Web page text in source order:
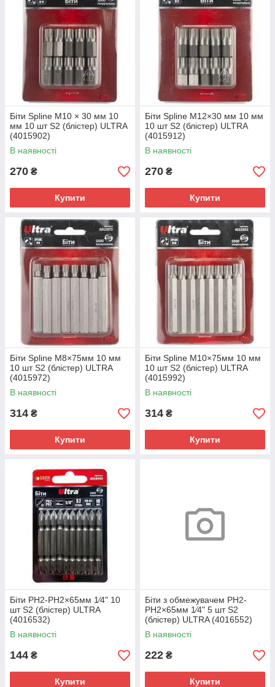
Біти Spline M10 × 30 мм 10
мм 10 шт S2 (блістер) ULTRA
(4015902)
В наявності
270 ₴
Купити
Біти Spline M12×30 мм 10 мм
10 шт S2 (блістер) ULTRA
(4015912)
В наявності
270 ₴
Купити
Біти Spline M8×75мм 10 мм
10 шт S2 (блістер) ULTRA
(4015972)
В наявності
314 ₴
Купити
Біти Spline M10×75мм 10 мм
10 шт S2 (блістер) ULTRA
(4015992)
В наявності
314 ₴
Купити
Біти PH2-PH2×65мм 1⁄4" 10
шт S2 (блістер) ULTRA
(4016532)
В наявності
144 ₴
Купити
Біти з обмежувачем PH2-
PH2×65мм 1⁄4" 5 шт S2
(блістер) ULTRA (4016552)
В наявності
222 ₴
Купити